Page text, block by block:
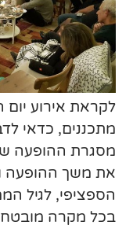
לקראת אירוע יום
מתכננים, כדאי
מסגרת ההופעה
את משך ההופעה
הספציפי, לגיל
בכל מקרה